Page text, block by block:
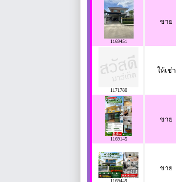
1169451
ขาย
1171780
ให้เช่า
1169145
ขาย
1169449
ขาย